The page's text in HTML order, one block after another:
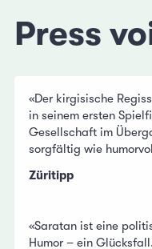
Press
«Der kirgisische
in seinem ersten
Gesellschaft im
sorgfältig wie
Züritipp
«Saratan ist eine
Humor – ein